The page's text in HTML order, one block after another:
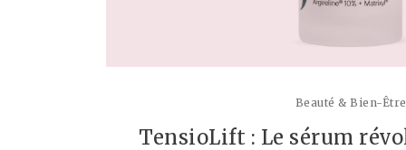
Beauté & Bien-Être
TensioLift : Le sérum